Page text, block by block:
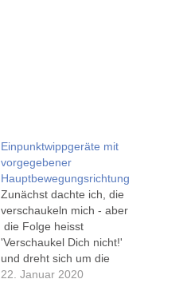
Einpunktwippgeräte mit
vorgegebener
Hauptbewegungsrichtung
Zunächst dachte ich, die
verschaukeln mich - aber
die Folge heisst
'Verschaukel Dich nicht!'
und dreht sich um die
Physik von Spielgeräten,
22. Januar 2020